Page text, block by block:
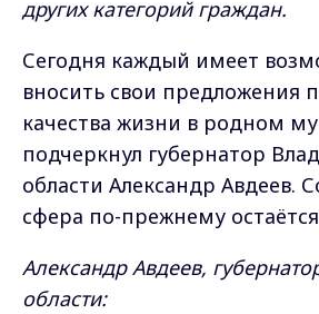
других категорий граждан.
Сегодня каждый имеет
вносить свои предложения
качества жизни в родном
подчеркнул губернатор
области Александр Авдеев.
сфера по-прежнему
Александр Авдеев,
области: